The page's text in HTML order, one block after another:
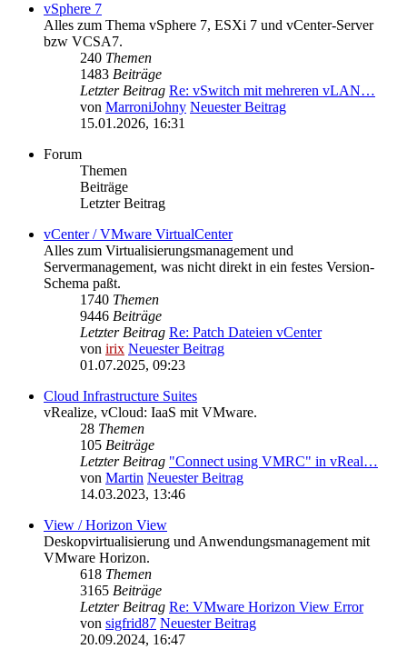
vSphere 7
Alles zum Thema vSphere 7, ESXi 7 und vCenter-Server
bzw VCSA7.
240 Themen
1483 Beiträge
Letzter Beitrag Re: vSwitch mit mehreren vLAN…
von MarroniJohny Neuester Beitrag
15.01.2026, 16:31
Forum
Themen
Beiträge
Letzter Beitrag
vCenter / VMware VirtualCenter
Alles zum Virtualisierungsmanagement und
Servermanagement, was nicht direkt in ein festes Version-
Schema paßt.
1740 Themen
9446 Beiträge
Letzter Beitrag Re: Patch Dateien vCenter
von irix Neuester Beitrag
01.07.2025, 09:23
Cloud Infrastructure Suites
vRealize, vCloud: IaaS mit VMware.
28 Themen
105 Beiträge
Letzter Beitrag "Connect using VMRC" in vReal…
von Martin Neuester Beitrag
14.03.2023, 13:46
View / Horizon View
Deskopvirtualisierung und Anwendungsmanagement mit
VMware Horizon.
618 Themen
3165 Beiträge
Letzter Beitrag Re: VMware Horizon View Error
von sigfrid87 Neuester Beitrag
20.09.2024, 16:47